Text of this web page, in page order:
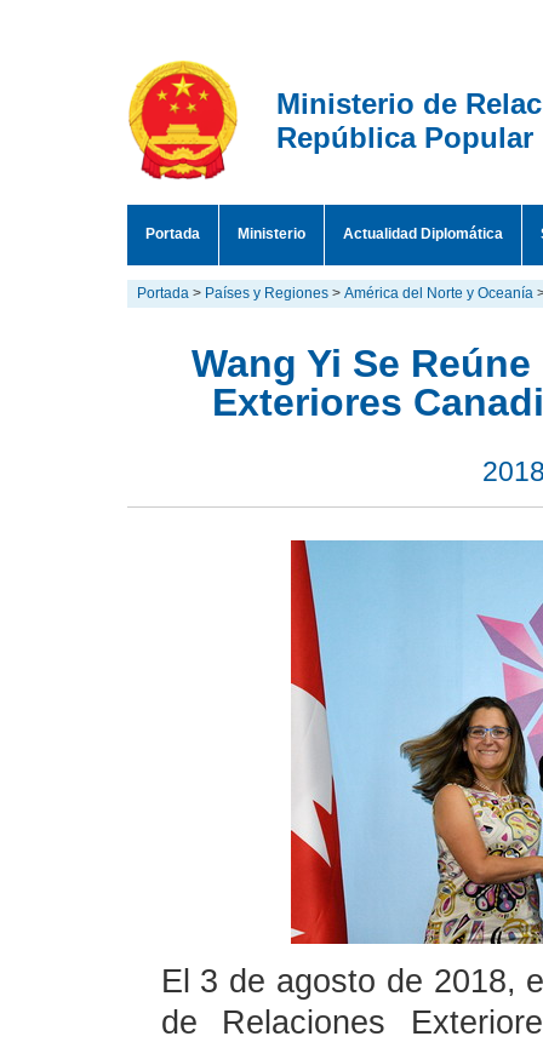
Ministerio de
República Popular
Portada Ministerio Actualidad Diplomática
Portada > Países y Regiones > América del Norte y Oceanía
Wang Yi Se
Exteriores
El 3 de agosto de 2018,
de Relaciones